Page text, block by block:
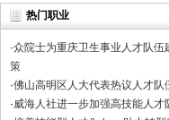
热门职业
·众院士为重庆卫生事业人才队伍
策
·佛山高明区人大代表热议人才队
·威海人社进一步加强高技能人才